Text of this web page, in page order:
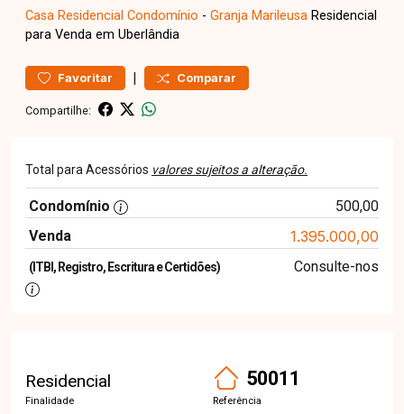
Casa Residencial Condomínio - Granja Marileusa Residencial
para Venda em Uberlândia
Favoritar | Comparar
Compartilhe:
Total para Acessórios valores sujeitos a alteração.
Condomínio
500,00
Venda
1.395.000,00
(ITBI, Registro, Escritura e Certidões) Consulte-nos
Residencial
Finalidade
50011
Referência